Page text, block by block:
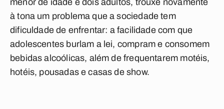
menor de idade e dois adultos, trouxe novamente
à tona um problema que a sociedade tem
dificuldade de enfrentar: a facilidade com que
adolescentes burlam a lei, compram e consomem
bebidas alcoólicas, além de frequentarem motéis,
hotéis, pousadas e casas de show.